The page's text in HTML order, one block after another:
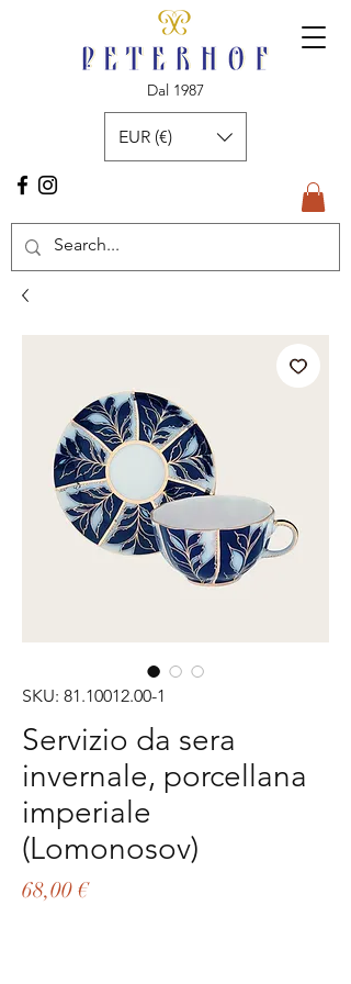
Dal 1987
EUR (€)
SKU: 81.10012.00-1
Servizio da sera
invernale, porcellana
imperiale
(Lomonosov)
68,00 €Prezzo